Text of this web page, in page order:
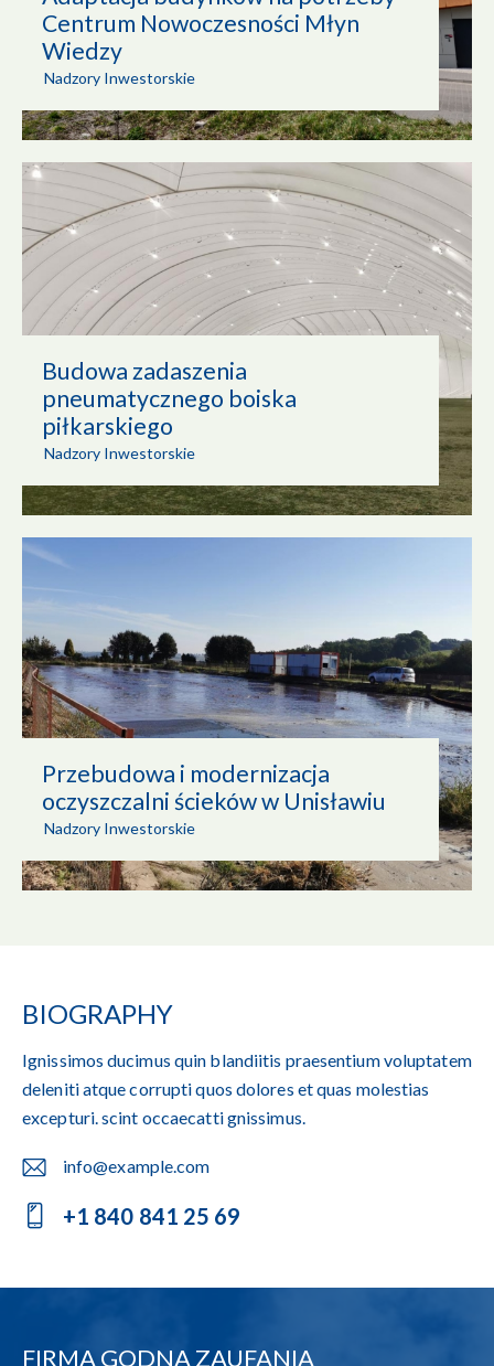
Centrum Nowoczesności Młyn
Wiedzy
Nadzory Inwestorskie
Budowa zadaszenia
pneumatycznego boiska
piłkarskiego
Nadzory Inwestorskie
Przebudowa i modernizacja
oczyszczalni ścieków w Unisławiu
Nadzory Inwestorskie
BIOGRAPHY
Ignissimos ducimus quin blandiitis praesentium voluptatem
deleniti atque corrupti quos dolores et quas molestias
excepturi. scint occaecatti gnissimus.
E-
m
info@example.com
+1 840 841 25 69
FIRMA GODNA ZAUFANIA